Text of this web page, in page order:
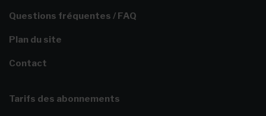
Questions fréquentes / FAQ
Plan du site
Contact
Tarifs des abonnements